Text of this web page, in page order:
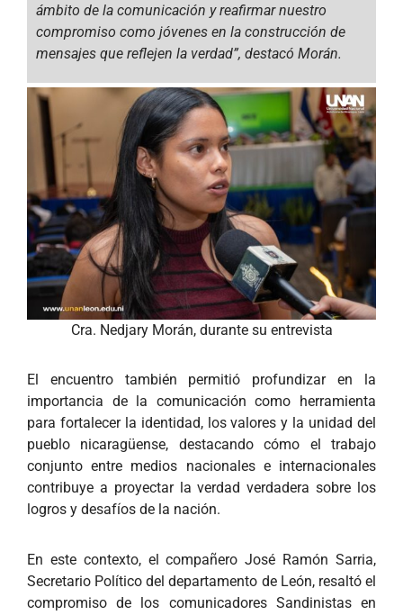
ámbito de la comunicación y reafirmar nuestro
compromiso como jóvenes en la construcción de
mensajes que reflejen la verdad”, destacó Morán.
Cra. Nedjary Morán, durante su entrevista
El encuentro también permitió profundizar en la
importancia de la comunicación como herramienta
para fortalecer la identidad, los valores y la unidad del
pueblo nicaragüense, destacando cómo el trabajo
conjunto entre medios nacionales e internacionales
contribuye a proyectar la verdad verdadera sobre los
logros y desafíos de la nación.
En este contexto, el compañero José Ramón Sarria,
Secretario Político del departamento de León, resaltó el
compromiso de los comunicadores Sandinistas en